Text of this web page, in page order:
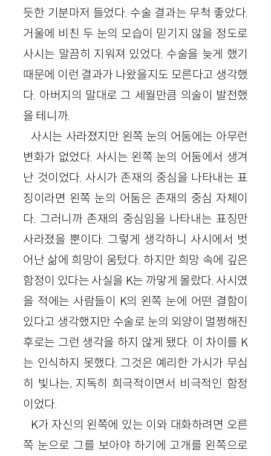
듯한 기분마저 들었다. 수술 결과는 무척 좋았다.
거울에 비친 두 눈의 모습이 믿기지 않을 정도로
사시는 말끔히 지워져 있었다. 수술을 늦게 했기
때문에 이런 결과가 나왔을지도 모른다고 생각했
다. 아버지의 말대로 그 세월만큼 의술이 발전했
을 테니까.
사시는 사라졌지만 왼쪽 눈의 어둠에는 아무런
변화가 없었다. 사시는 왼쪽 눈의 어둠에서 생겨
난 것이었다. 사시가 존재의 중심을 나타내는 표
징이라면 왼쪽 눈의 어둠은 존재의 중심 자체이
다. 그러니까 존재의 중심임을 나타내는 표징만
사라졌을 뿐이다. 그렇게 생각하니 사시에서 벗
어난 삶에 희망이 움텄다. 하지만 희망 속에 깊은
함정이 있다는 사실을 K는 까맣게 몰랐다. 사시였
을 적에는 사람들이 K의 왼쪽 눈에 어떤 결함이
있다고 생각했지만 수술로 눈의 외양이 멀쩡해진
후로는 그런 생각을 하지 않게 됐다. 이 차이를 K
는 인식하지 못했다. 그것은 예리한 가시가 무심
히 빛나는, 지독히 희극적이면서 비극적인 함정
이었다.
K가 자신의 왼쪽에 있는 이와 대화하려면 오른
쪽 눈으로 그를 보아야 하기에 고개를 왼쪽으로